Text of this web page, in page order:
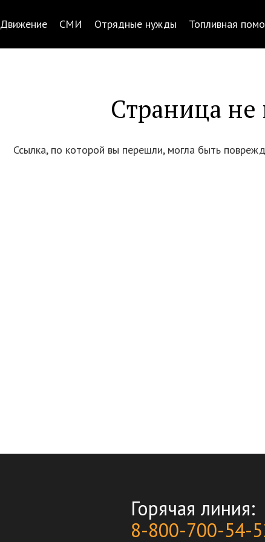
Движение СМИ Отрядные нужды Топливная
Страница не
Ссылка, по которой вы перешли, могла быть
Горячая линия:
8-800-700-54-